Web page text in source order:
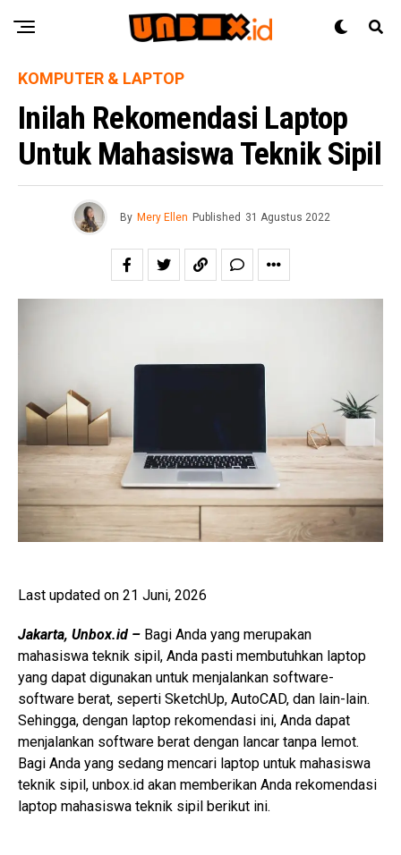
KOMPUTER & LAPTOP
Inilah Rekomendasi Laptop
Untuk Mahasiswa Teknik Sipil
By Mery Ellen Published 31 Agustus 2022
Last updated on 21 Juni, 2026
Jakarta, Unbox.id – Bagi Anda yang merupakan
mahasiswa teknik sipil, Anda pasti membutuhkan laptop
yang dapat digunakan untuk menjalankan software-
software berat, seperti SketchUp, AutoCAD, dan lain-lain.
Sehingga, dengan laptop rekomendasi ini, Anda dapat
menjalankan software berat dengan lancar tanpa lemot.
Bagi Anda yang sedang mencari laptop untuk mahasiswa
teknik sipil, unbox.id akan memberikan Anda rekomendasi
laptop mahasiswa teknik sipil berikut ini.